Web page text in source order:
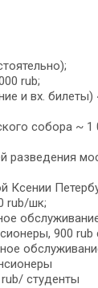
rub;
и вх. билеты)
собора ~ 1
разведения
Ксении
rub/шк;
900 rub
студенты